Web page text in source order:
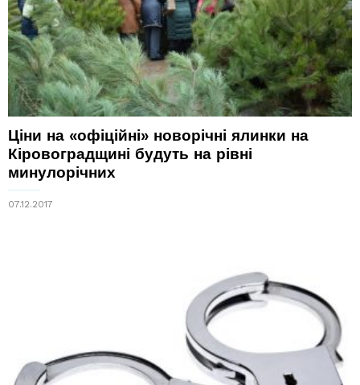
Ціни на «офіційні» новорічні ялинки на
Кіровоградщині будуть на рівні
минулорічних
07.12.2017